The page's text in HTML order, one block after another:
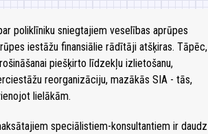
poliklīniku sniegtajiem veselības aprūpes
iestāžu finansiālie rādītāji atšķiras. Tāpēc,
piešķirto līdzekļu izlietošanu,
reorganizāciju, mazākās SIA - tās,
lielākām.
speciālistiem-konsultantiem ir daudz